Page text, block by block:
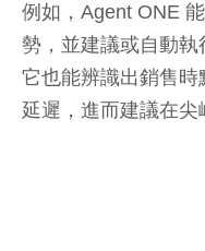
例如，Agent ONE
勢，並建議或自動執
它也能辨識出銷售
延遲，進而建議在尖